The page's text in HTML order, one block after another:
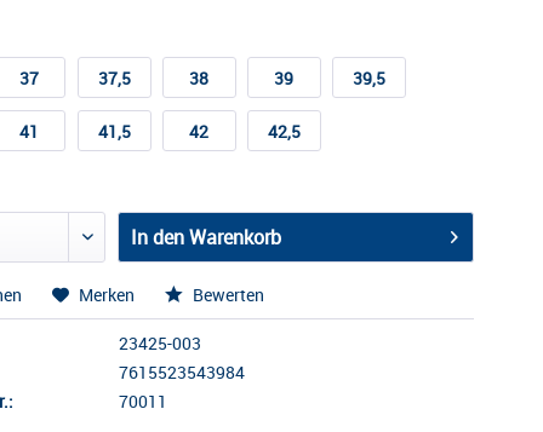
37 37,5 38 39 39,5
41 41,5 42 42,5
In den Warenkorb
Merken Bewerten
23425-003
7615523543984
70011